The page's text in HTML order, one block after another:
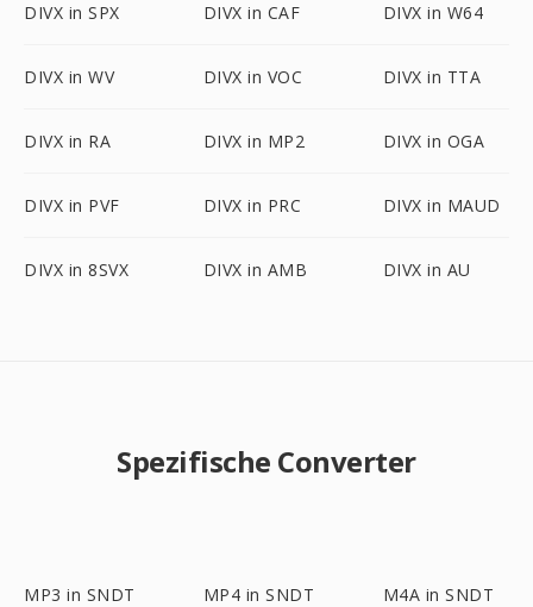
DIVX in SPX DIVX in CAF DIVX in W64
DIVX in WV DIVX in VOC DIVX in TTA
DIVX in RA DIVX in MP2 DIVX in OGA
DIVX in PVF DIVX in PRC DIVX in MAUD
DIVX in 8SVX DIVX in AMB DIVX in AU
Spezifische Converter
MP3 in SNDT MP4 in SNDT M4A in SNDT